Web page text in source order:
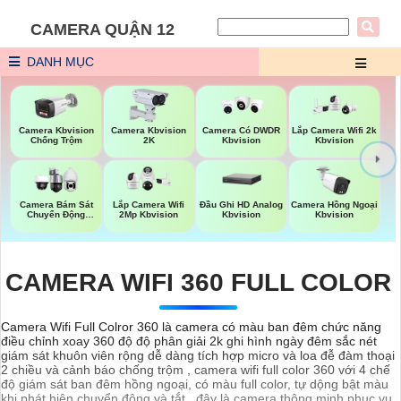
CAMERA QUẬN 12
DANH MỤC
Camera Kbvision
Chống Trộm
Camera Kbvision
2K
Camera Có DWDR
Kbvision
Lắp Camera Wifi 2k
Kbvision
Camera Bám Sát
Chuyển Động
Lắp Camera Wifi
2Mp Kbvision
Đầu Ghi HD Analog
Kbvision
Camera Hồng Ngoại
Kbvision
CAMERA WIFI 360 FULL COLOR
Camera Wifi Full Colror 360 là camera có màu ban đêm chức năng
điều chỉnh xoay 360 độ độ phân giải 2k ghi hình ngày đêm sắc nét
giám sát khuôn viên rộng dễ dàng tích hợp micro và loa đễ đàm thoại
2 chiều và cảnh báo chống trộm , camera wifi full color 360 với 4 chế
độ giám sát ban đêm hồng ngoại, có màu full color, tự dộng bật màu